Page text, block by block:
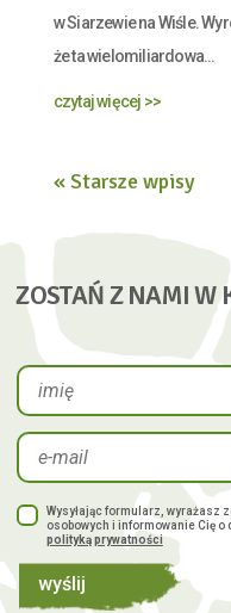
w Siarzewie na Wiśle.
że ta wielomiliardowa...
czytaj więcej >>
« Starsze wpisy
ZOSTAŃ Z NAMI W
Wysyłając formularz, wyrażasz
osobowych i informowanie Cię
polityką prywatności
wyślij